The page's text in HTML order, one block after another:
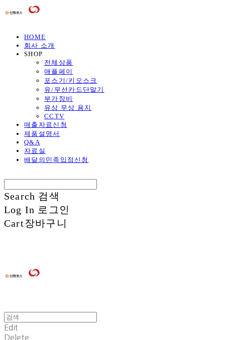
HOME
회사 소개
SHOP
전체상품
애플페이
포스기/키오스크
유/무선카드단말기
부가장비
유상 무상 용지
CCTV
매출자료신청
제품설명서
Q&A
자료실
배달의민족입점신청
Search 검색
Log In 로그인
Cart장바구니
Edit
Delete